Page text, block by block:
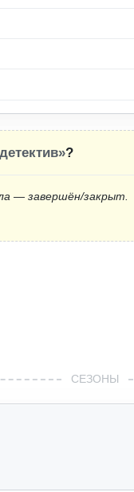
?
— завершён/закрыт.
СЕЗОНЫ